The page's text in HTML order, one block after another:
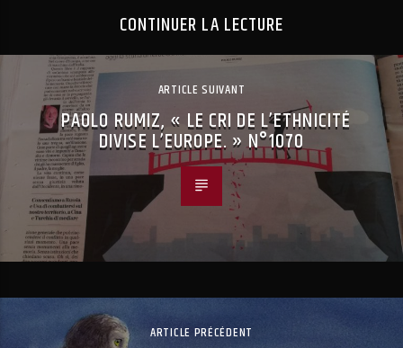
CONTINUER LA LECTURE
ARTICLE SUIVANT
PAOLO RUMIZ, « LE CRI DE L’ETHNICITÉ
DIVISE L’EUROPE. » N°1070
ARTICLE PRÉCÉDENT